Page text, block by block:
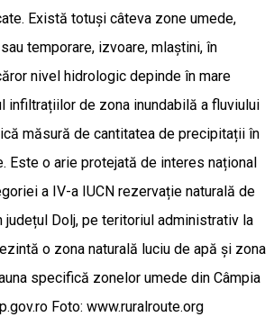
Există totuși câteva zone umede,
temporare, izvoare, mlaștini, în
nivel hidrologic depinde în mare
infiltrațiilor de zona inundabilă a fluviului
măsură de cantitatea de precipitații în
Este o arie protejată de interes național
a IV-a IUCN rezervație naturală de
Dolj, pe teritoriul administrativ la
o zona naturală luciu de apă și zona
specifică zonelor umede din Câmpia
Foto: www.ruralroute.org